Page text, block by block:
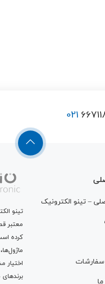
021
– تینو الکترونیک
تینو
معتبر
کرده
اختیار